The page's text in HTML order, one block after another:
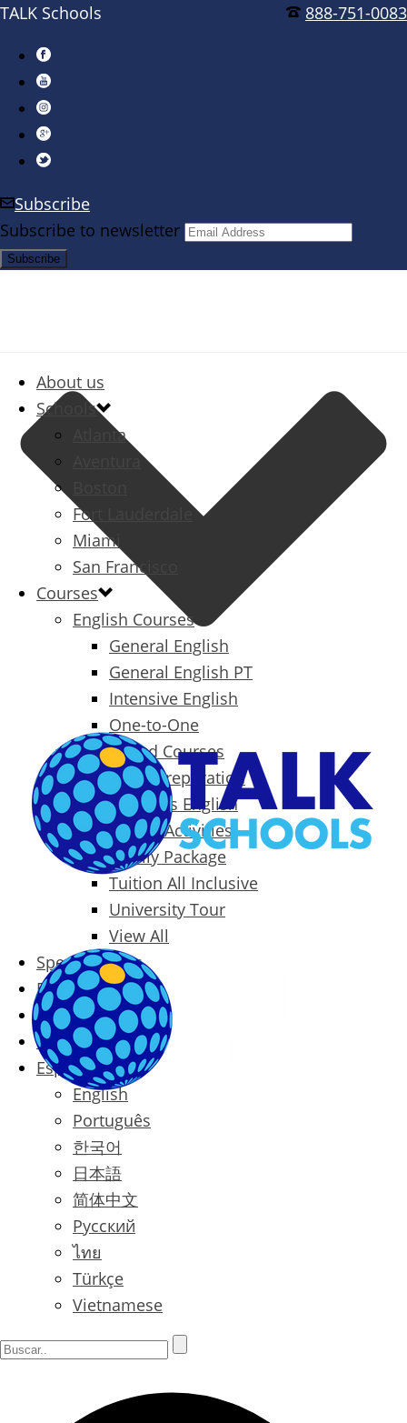
888-751-0083
TALK Schools
Subscribe
Subscribe to newsletter
About us
Schools
Atlanta
Aventura
Fort Lauderdale
Miami
San Francisco
Courses
English Courses
General English
General English PT
Intensive English
One-to-One
Specialized Courses
Exam Preparation
Business English
Packages & Activities
Family Package
Tuition All Inclusive
University Tour
View All
Special Offers
Prices
Blog
Contact
Español
English
Português
한국어
日本語
简体中文
Русский
ไทย
Türkçe
Vietnamese